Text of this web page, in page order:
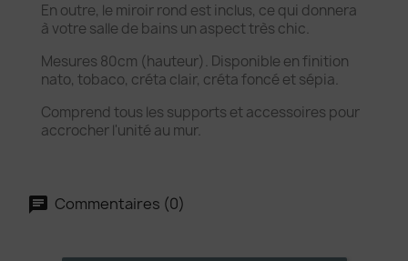
En outre, le miroir rond est inclus, ce qui donnera
à votre salle de bains un aspect très chic.
Mesures 80cm (hauteur). Disponible en finition
nato, tobaco, créta clair, créta foncé et sépia.
Comprend tous les supports et accessoires pour
accrocher l'unité au mur.
Commentaires (0)